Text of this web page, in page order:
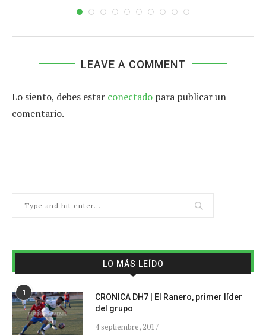
LEAVE A COMMENT
Lo siento, debes estar conectado para publicar un
comentario.
LO MÁS LEÍDO
1
CRONICA DH7 | El Ranero, primer líder
del grupo
4 septiembre, 2017